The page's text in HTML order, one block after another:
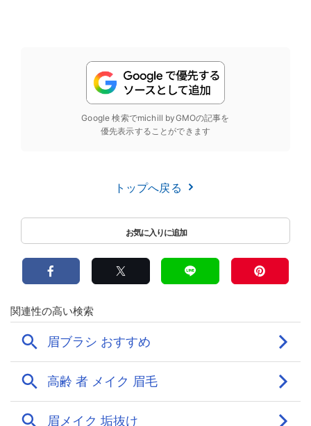
Google 検索でmichill byGMOの記事を
優先表示することができます
トップへ戻る